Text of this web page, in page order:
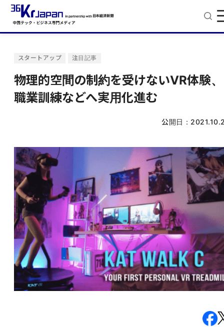
スタートアップ 注目記事
物理的空間の制約を受けないVR体験、
職業訓練などへ実用化進む
公開日：